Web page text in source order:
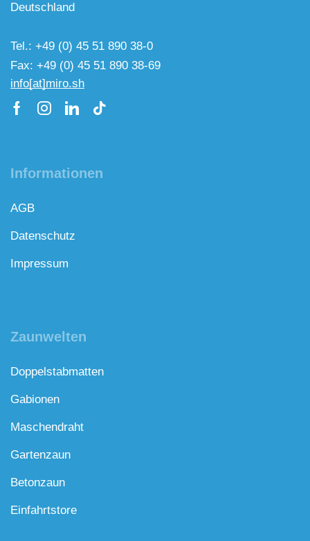
Deutschland
Tel.: +49 (0) 45 51 890 38-0
Fax: +49 (0) 45 51 890 38-69
info[at]miro.sh
Informationen
AGB
Datenschutz
Impressum
Zaunwelten
Doppelstabmatten
Gabionen
Maschendraht
Gartenzaun
Betonzaun
Einfahrtstore